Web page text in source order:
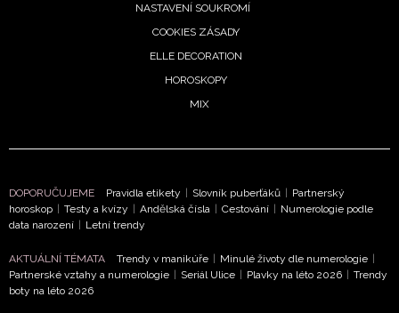
NEWSLETTER
Přihlášením k newsletteru souhlasíte sObchodními
podmínkami společnosti BurdaMedia Extra s.r.o.
NASTAVENÍ SOUKROMÍ
COOKIES ZÁSADY
ELLE DECORATION
HOROSKOPY
MIX
DOPORUČUJEME Pravidla etikety | Slovník puberťáků | Partnerský
horoskop | Testy a kvízy | Andělská čísla | Cestování | Numerologie podle
data narození | Letní trendy
AKTUÁLNÍ TÉMATA Trendy v manikúře | Minulé životy dle numerologie |
Partnerské vztahy a numerologie | Seriál Ulice | Plavky na léto 2026 | Trendy
boty na léto 2026